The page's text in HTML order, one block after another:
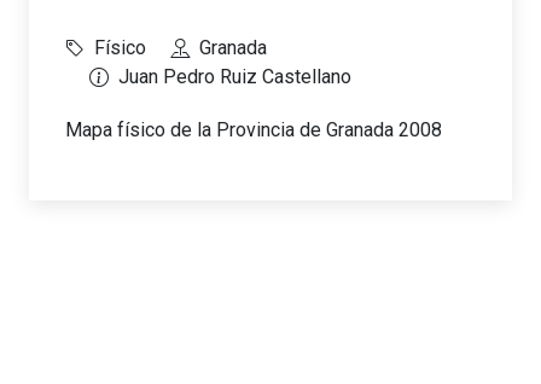
Físico
Granada
Juan Pedro Ruiz Castellano
Mapa físico de la Provincia de Granada 2008